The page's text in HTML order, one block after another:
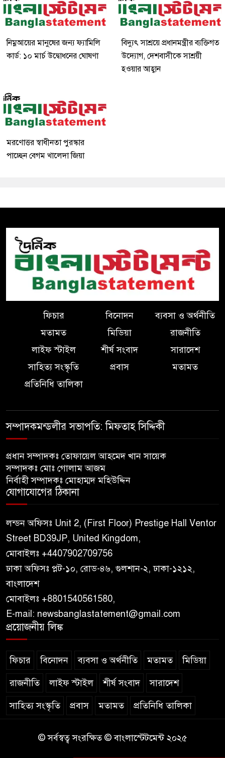
নিম্নআয়ের মানুষের জন্য ফ্যামিলি
কার্ড: ১০ মার্চ উদ্বোধনের ঘোষণা
বিদ্যুৎ সাশ্রয়ে প্রধানমন্ত্রীর ব্যক্তিগত
উদ্যোগ, দেশবাসীকে সাশ্রয়ী
হওয়ার আহ্বান
মরণোত্তর স্বাধীনতা পুরস্কার
পাচ্ছেন বেগম খালেদা জিয়া
ফিচার বিনোদন
ব্যবসা ও অর্থনীতি
মতামত
মিডিয়া
রাজনীতি
লাইফ স্টাইল
শীর্ষ সংবাদ
সারাদেশ
সাহিত্য সংস্কৃতি
প্রবাস
মতামত
প্রতিনিধি তালিকা
সম্পাদকমন্ডলীর সভাপতি: মিফতাহ সিদ্দিকী
প্রধান সম্পাদকঃ তোফায়েল আহমেদ খান সায়েক
সম্পাদকঃ মোঃ গোলাম আজম
নির্বাহী সম্পাদকঃ মোহাম্মদ মহিউদ্দিন
যোগাযোগের ঠিকানা
লন্ডন অফিসঃ Unit 2, (First Floor) Prestige Hall Ventor
Street BD39JP, United Kingdom,
মোবাইলঃ +4407902709756
ঢাকা অফিসঃ প্লট-১০, রোড-৪৬, গুলশান-২, ঢাকা-১২১২,
বাংলাদেশ
মোবাইলঃ +8801540561580,
E-mail: newsbanglastatement@gmail.com
প্রয়োজনীয় লিঙ্ক
ফিচার বিনোদন ব্যবসা ও অর্থনীতি মতামত মিডিয়া
রাজনীতি লাইফ স্টাইল শীর্ষ সংবাদ সারাদেশ
সাহিত্য সংস্কৃতি প্রবাস মতামত প্রতিনিধি তালিকা
© সর্বস্বত্ব সংরক্ষিত © বাংলাস্টেটমেন্ট ২০২৫